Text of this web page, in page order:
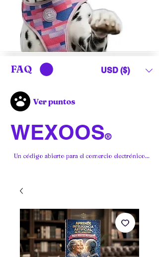
USD ($)
WEXOOS®
Ver puntos
Un código abierto para el comercio electrónico...
FAQ